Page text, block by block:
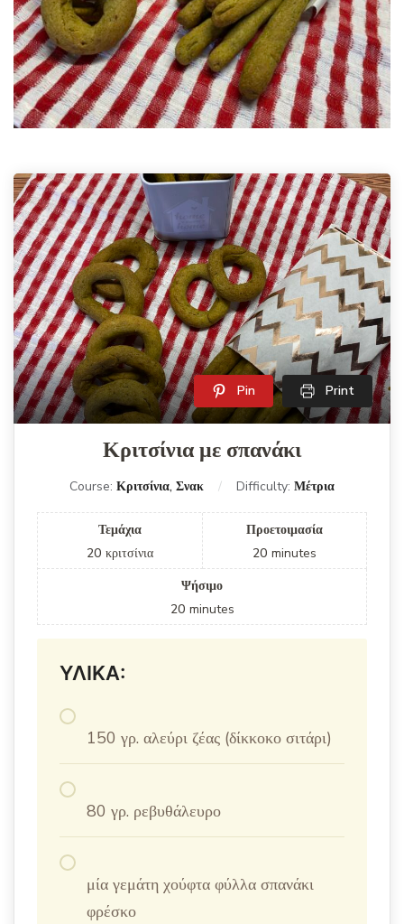
Pin Print
Κριτσίνια με σπανάκι
Course: Κριτσίνια, Σνακ Difficulty: Μέτρια
Τεμάχια
20 κριτσίνια
Προετοιμασία
20 minutes
Ψήσιμο
20 minutes
ΥΛΙΚΑ:
150 γρ. αλεύρι ζέας (δίκκοκο σιτάρι)
80 γρ. ρεβυθάλευρο
μία γεμάτη χούφτα φύλλα σπανάκι
φρέσκο